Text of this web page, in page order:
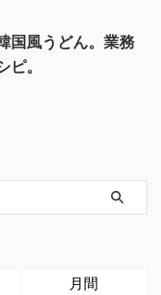
国風うどん。業務
ピ。
月間